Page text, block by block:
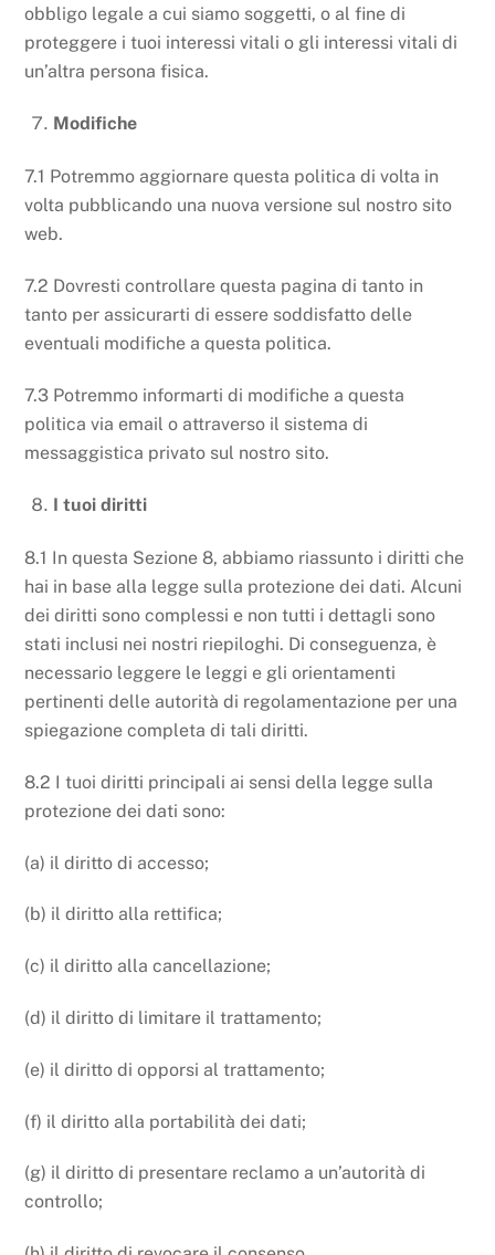
obbligo legale a cui siamo soggetti, o al fine di
proteggere i tuoi interessi vitali o gli interessi vitali di
un’altra persona fisica.
Modifiche
7.1 Potremmo aggiornare questa politica di volta in
volta pubblicando una nuova versione sul nostro sito
web.
7.2 Dovresti controllare questa pagina di tanto in
tanto per assicurarti di essere soddisfatto delle
eventuali modifiche a questa politica.
7.3 Potremmo informarti di modifiche a questa
politica via email o attraverso il sistema di
messaggistica privato sul nostro sito.
I tuoi diritti
8.1 In questa Sezione 8, abbiamo riassunto i diritti che
hai in base alla legge sulla protezione dei dati. Alcuni
dei diritti sono complessi e non tutti i dettagli sono
stati inclusi nei nostri riepiloghi. Di conseguenza, è
necessario leggere le leggi e gli orientamenti
pertinenti delle autorità di regolamentazione per una
spiegazione completa di tali diritti.
8.2 I tuoi diritti principali ai sensi della legge sulla
protezione dei dati sono:
(a) il diritto di accesso;
(b) il diritto alla rettifica;
(c) il diritto alla cancellazione;
(d) il diritto di limitare il trattamento;
(e) il diritto di opporsi al trattamento;
(f) il diritto alla portabilità dei dati;
(g) il diritto di presentare reclamo a un’autorità di
controllo;